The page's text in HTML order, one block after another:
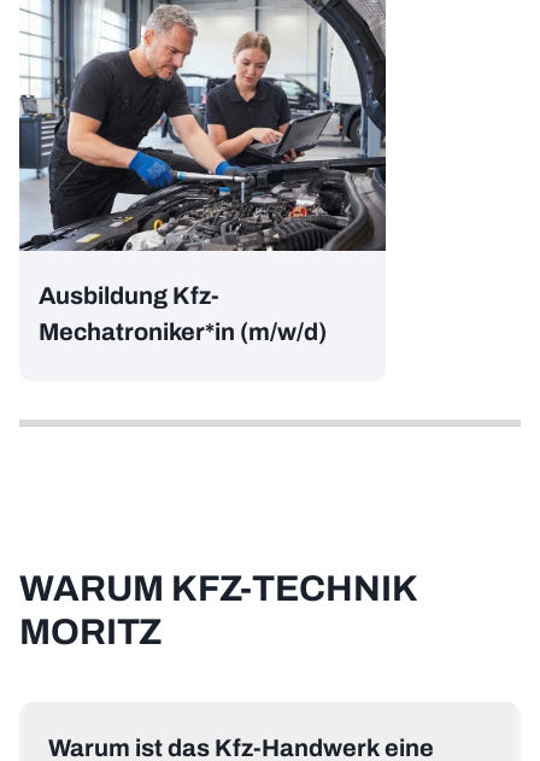
Ausbildung Kfz-
Mechatroniker*in (m/w/d)
WARUM KFZ-TECHNIK
MORITZ
Warum ist das Kfz-Handwerk eine